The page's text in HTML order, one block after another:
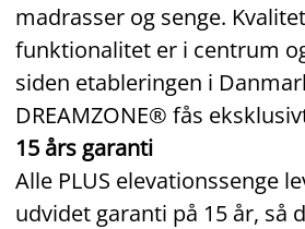
madrasser og senge.
funktionalitet er i centrum
siden etableringen i
DREAMZONE® fås
15 års garanti
Alle PLUS elevationssenge
udvidet garanti på 15 år, så